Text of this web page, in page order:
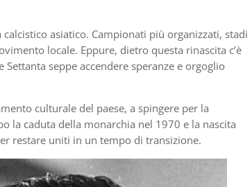
asiatico. Campionati più organizzati, stadi
locale. Eppure, dietro questa rinascita c’è
seppe accendere speranze e orgoglio
culturale del paese, a spingere per la
la caduta della monarchia nel 1970 e la nascita
restare uniti in un tempo di transizione.